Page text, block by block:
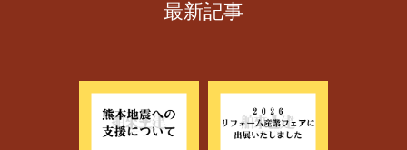
最新記事